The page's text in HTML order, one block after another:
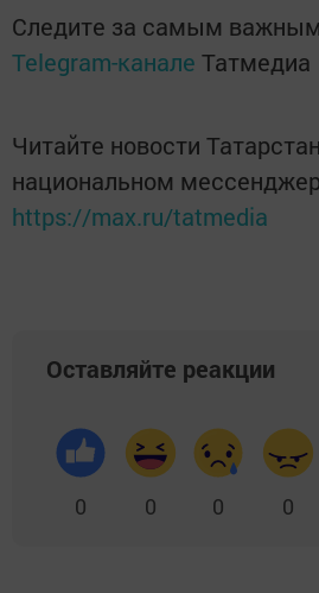
Следите за самым
Telegram-канале Татмедиа
Читайте новости
национальном
https://max.ru/tatmedia
Оставляйте реакции
0 0 0 0